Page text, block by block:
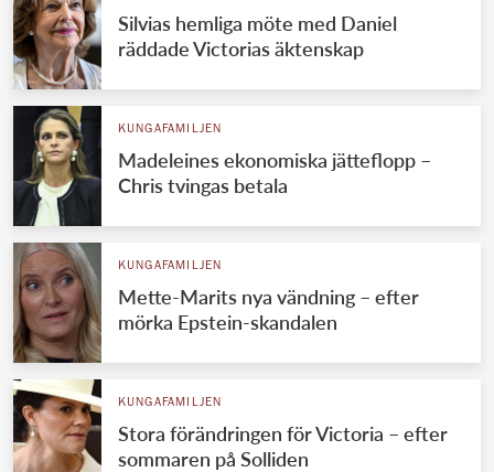
Silvias hemliga möte med Daniel
räddade Victorias äktenskap
KUNGAFAMILJEN
Madeleines ekonomiska jätteflopp –
Chris tvingas betala
KUNGAFAMILJEN
Mette-Marits nya vändning – efter
mörka Epstein-skandalen
KUNGAFAMILJEN
Stora förändringen för Victoria – efter
sommaren på Solliden